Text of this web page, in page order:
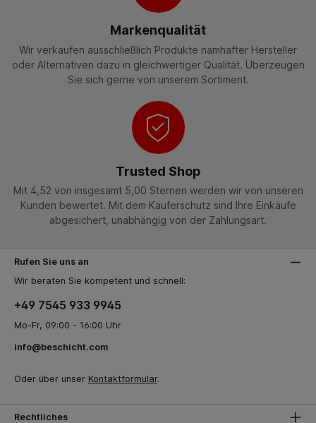
Markenqualität
Wir verkaufen ausschließlich Produkte namhafter Hersteller
oder Alternativen dazu in gleichwertiger Qualität. Überzeugen
Sie sich gerne von unserem Sortiment.
Trusted Shop
Mit 4,52 von insgesamt 5,00 Sternen werden wir von unseren
Kunden bewertet. Mit dem Käuferschutz sind Ihre Einkäufe
abgesichert, unabhängig von der Zahlungsart.
Rufen Sie uns an
Wir beraten Sie kompetent und schnell:
+49 7545 933 9945
Mo-Fr, 09:00 - 16:00 Uhr
info@beschicht.com
Oder über unser Kontaktformular.
Rechtliches